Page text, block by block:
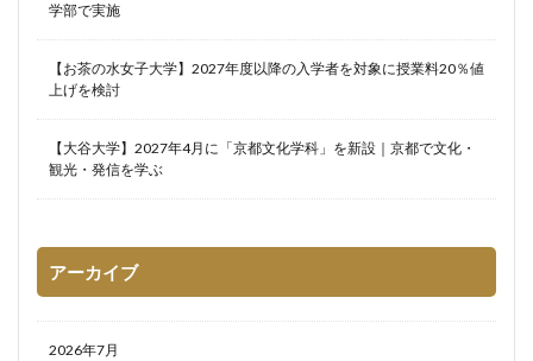
学部で実施
【お茶の水女子大学】2027年度以降の入学者を対象に授業料20％値
上げを検討
【大谷大学】2027年4月に「京都文化学科」を新設｜京都で文化・
観光・発信を学ぶ
アーカイブ
2026年7月